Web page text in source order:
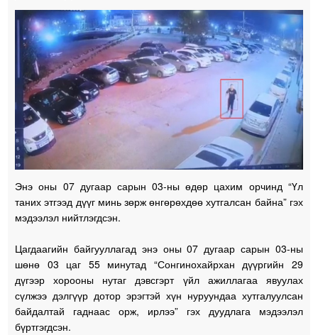
Спорт
Easy news
Энэ оны 07 дугаар сарын 03-ны өдөр цахим орчинд “Үл
таних этгээд дүүг минь зөрж өнгөрөхдөө хутгалсан байна” гэх
мэдээлэл нийтлэгдсэн.
Цагдаагийн байгууллагад энэ оны 07 дугаар сарын 03-ны
шөнө 03 цаг 55 минутад “Сонгинохайрхан дүүргийн 29
дүгээр хорооны нутаг дэвсгэрт үйл ажиллагаа явуулах
сүлжээ дэлгүүр дотор эрэгтэй хүн нуруундаа хутгалуулсан
байдалтай гаднаас орж, ирлээ” гэх дуудлага мэдээлэл
бүртгэгдсэн.